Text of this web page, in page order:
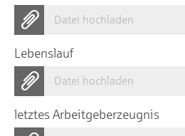
Datei hochladen
Lebenslauf
Datei hochladen
letztes Arbeitgeberzeugnis